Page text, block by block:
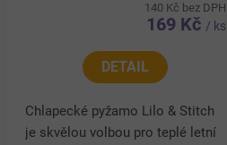
140 Kč bez DPH
169 Kč / ks
DETAIL
Chlapecké pyžamo Lilo & Stitch
je skvělou volbou pro teplé letní